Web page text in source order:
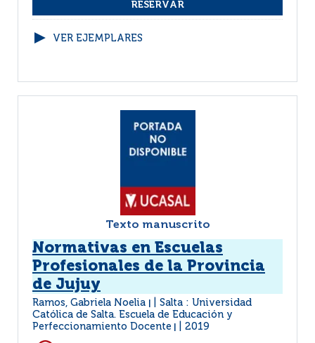
VER EJEMPLARES
Texto manuscrito
Normativas en Escuelas
Profesionales de la Provincia
de Jujuy
Ramos, Gabriela Noelia
Salta : Universidad
Católica de Salta. Escuela de Educación y
Perfeccionamiento Docente
2019